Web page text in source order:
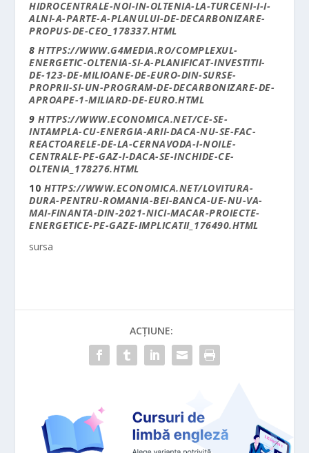
HIDROCENTRALE-NOI-IN-OLTENIA-LA-TURCENI-I-I-
ALNI-A-PARTE-A-PLANULUI-DE-DECARBONIZARE-
PROPUS-DE-CEO_178337.HTML
8 HTTPS://WWW.G4MEDIA.RO/COMPLEXUL-
ENERGETIC-OLTENIA-SI-A-PLANIFICAT-INVESTITII-
DE-123-DE-MILIOANE-DE-EURO-DIN-SURSE-
PROPRII-SI-UN-PROGRAM-DE-DECARBONIZARE-DE-
APROAPE-1-MILIARD-DE-EURO.HTML
9 HTTPS://WWW.ECONOMICA.NET/CE-SE-
INTAMPLA-CU-ENERGIA-ARII-DACA-NU-SE-FAC-
REACTOARELE-DE-LA-CERNAVODA-I-NOILE-
CENTRALE-PE-GAZ-I-DACA-SE-INCHIDE-CE-
OLTENIA_178276.HTML
10 HTTPS://WWW.ECONOMICA.NET/LOVITURA-
DURA-PENTRU-ROMANIA-BEI-BANCA-UE-NU-VA-
MAI-FINANTA-DIN-2021-NICI-MACAR-PROIECTE-
ENERGETICE-PE-GAZE-IMPLICATII_176490.HTML
sursa
ACȚIUNE: